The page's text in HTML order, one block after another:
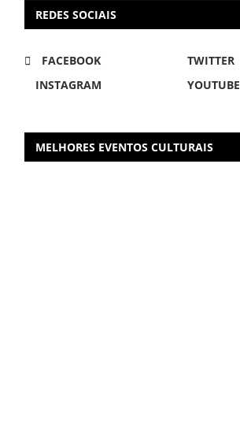
REDES SOCIAIS
FACEBOOK
TWITTER
INSTAGRAM
YOUTUBE
MELHORES EVENTOS CULTURAIS